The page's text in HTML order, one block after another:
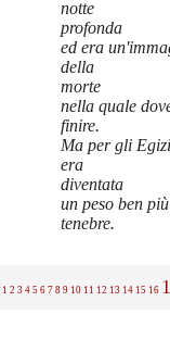
notte
profonda
ed era
della
morte
nella quale
finire.
Ma per gli
era
diventata
un peso ben
tenebre.
1 2 3 4 5 6 7 8 9 10 11 12 13 14 15 16